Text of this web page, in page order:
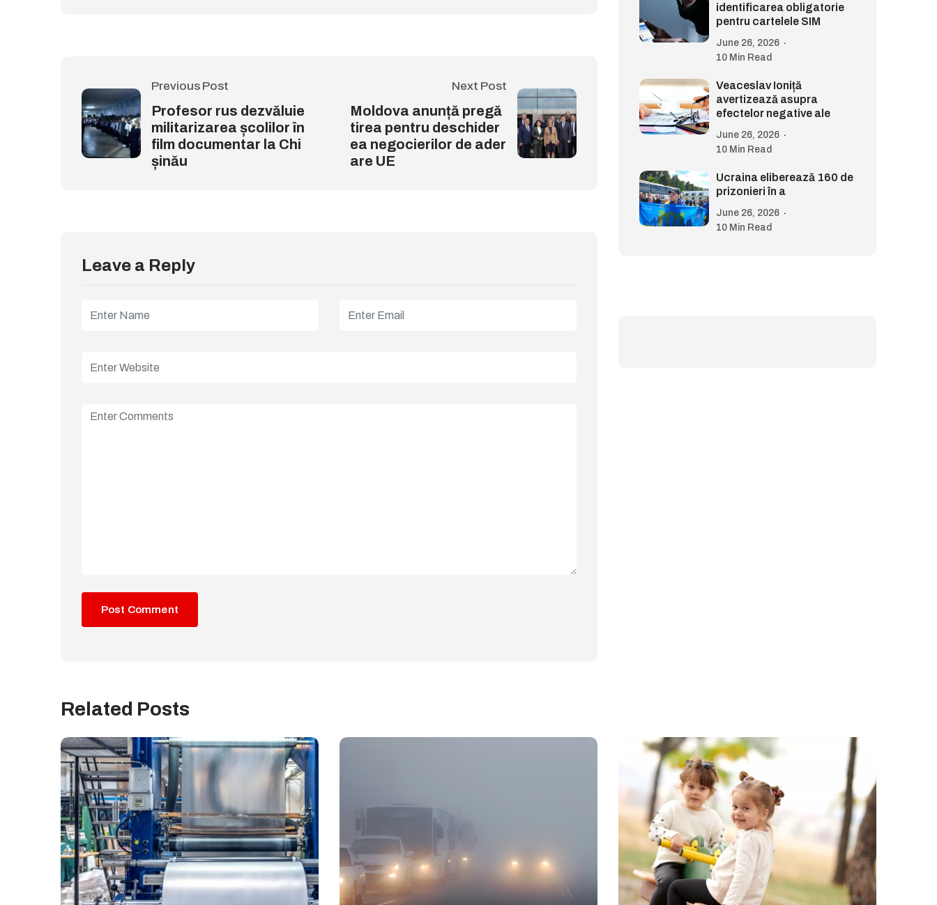
Previous Post
Profesor rus dezvăluie
militarizarea școlilor în
film documentar la Chi
șinău
Next Post
Moldova anunță pregă
tirea pentru deschider
ea negocierilor de ader
are UE
Leave a Reply
identificarea obligatorie
pentru cartelele SIM
June 26, 2026
10 Min Read
Veaceslav Ioniță
avertizează asupra
efectelor negative ale
June 26, 2026
10 Min Read
Ucraina eliberează 160 de
prizonieri în a
June 26, 2026
10 Min Read
Related Posts